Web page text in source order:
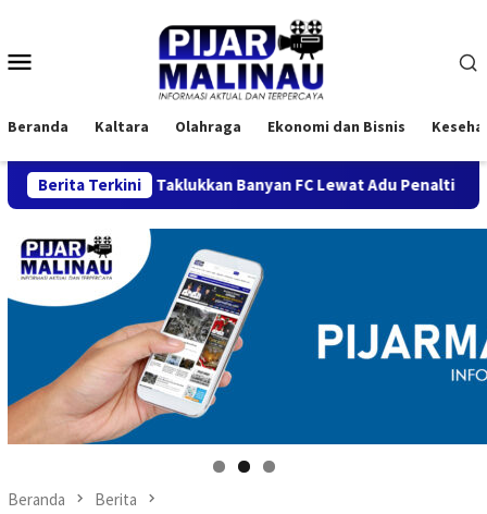
konten
Beranda Kaltara Olahraga Ekonomi dan Bisnis
Berita Terkini
2026, Taklukkan Banyan FC Lewat Adu Penalti
Beranda Berita